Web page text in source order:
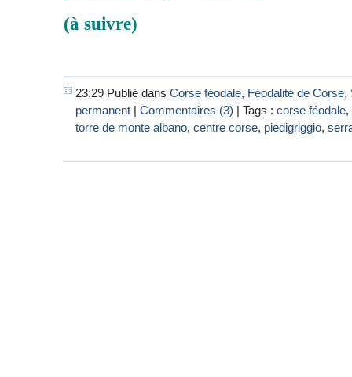
(à suivre)
23:29 Publié dans Corse féodale, Féodalité de Corse,
permanent | Commentaires (3) | Tags : corse féodale,
torre de monte albano, centre corse, piedigriggio,